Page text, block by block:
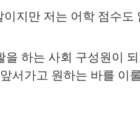
지만 저는 어학 점수도
을 하는 사회 구성원이
서가고 원하는 바를 이